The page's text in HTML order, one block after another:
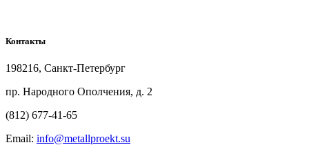
Контакты
198216, Санкт-Петербург
пр. Народного Ополчения, д. 2
(812) 677-41-65
Email: info@metallproekt.su